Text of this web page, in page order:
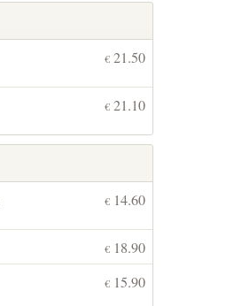
€ 21.50
€ 21.10
€ 14.60
€ 18.90
€ 15.90